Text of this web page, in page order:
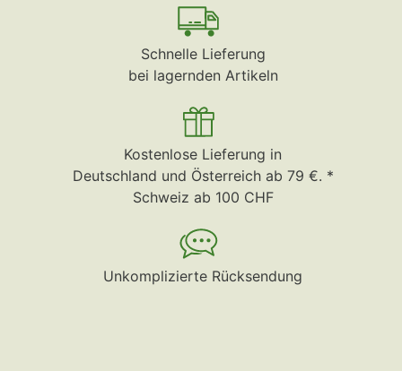
Schnelle Lieferung
bei lagernden Artikeln
Kostenlose Lieferung in
Deutschland und Österreich ab 79 €. *
Schweiz ab 100 CHF
Unkomplizierte Rücksendung